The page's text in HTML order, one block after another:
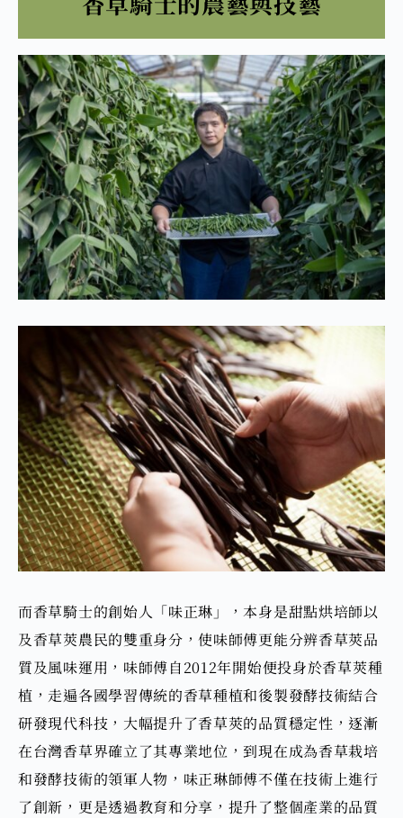
而香草騎士的創始人「味正琳」，本身是甜點烘培師以
及香草莢農民的雙重身分，使味師傅更能分辨香草莢品
質及風味運用，味師傅自2012年開始便投身於香草莢種
植，走遍各國學習傳統的香草種植和後製發酵技術結合
研發現代科技，大幅提升了香草莢的品質穩定性 ， 逐漸
在台灣香草界確立了其專業地位，到現在成為香草栽培
和發酵技術的領軍人物，味正琳師傅不僅在技術上進行
了創新，更是透過教育和分享，提升了整個產業的品質